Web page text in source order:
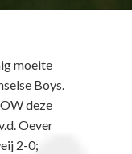
moeite
Boys.
deze
Oever
2-0;